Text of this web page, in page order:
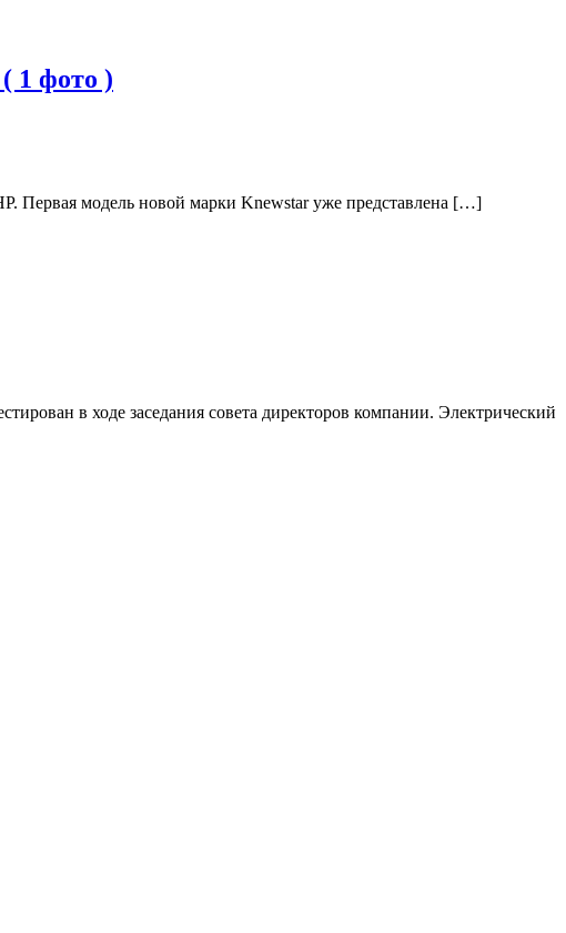
1 фото )
Первая модель новой марки Knewstar уже представлена […]
в ходе заседания совета директоров компании. Электрический